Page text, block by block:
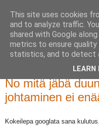
No mitä jäbä
johtaminen ei
Kokeilepa googlata sana
This site uses cookies
and to analyze traffic.
shared with Google
metrics to ensure
statistics, and to detect
LEARN